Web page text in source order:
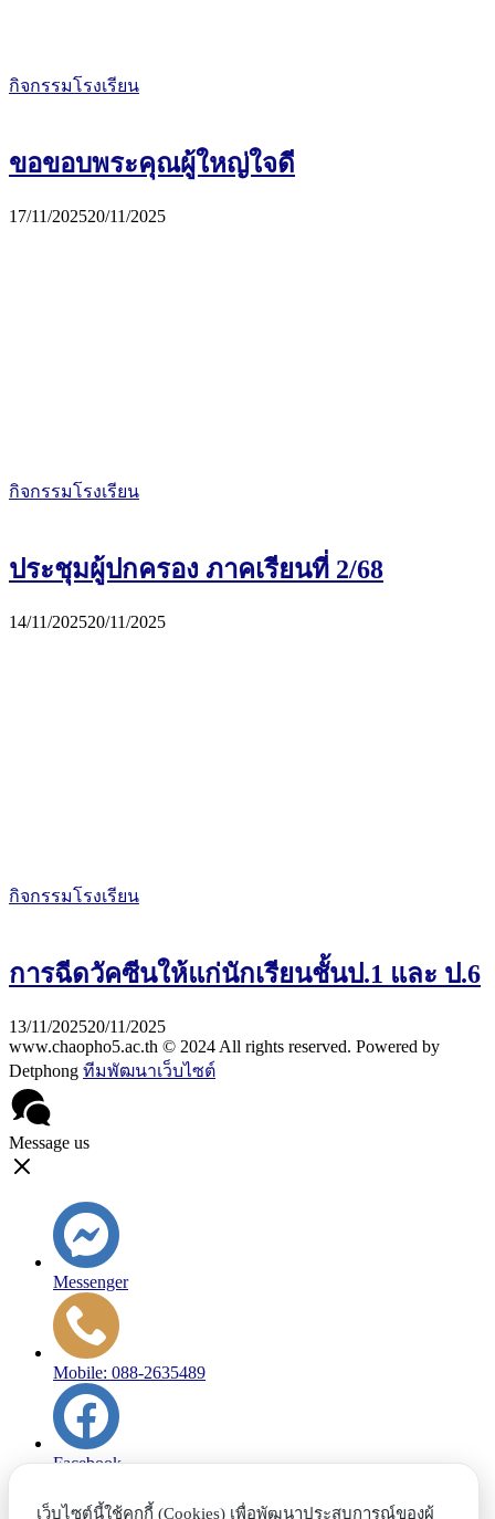
กิจกรรมโรงเรียน
ขอขอบพระคุณผู้ใหญ่ใจดี
17/11/202520/11/2025
กิจกรรมโรงเรียน
ประชุมผู้ปกครอง ภาคเรียนที่ 2/68
14/11/202520/11/2025
กิจกรรมโรงเรียน
การฉีดวัคซีนให้แก่นักเรียนชั้นป.1 และ ป.6
13/11/202520/11/2025
www.chaopho5.ac.th © 2024 All rights reserved. Powered by
Detphong ทีมพัฒนาเว็บไซต์
Message us
Messenger
Mobile: 088-2635489
Facebook
เว็บไซต์นี้ใช้คุกกี้ (Cookies) เพื่อพัฒนาประสบการณ์ของผู้